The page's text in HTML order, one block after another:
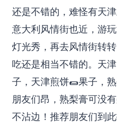
还是不错的，难怪有天
意大利风情街也近，游
灯光秀，再去风情街转
吃还是相当不错的。天
子，天津煎饼🌯果子，
朋友们昂，熟梨膏可没
不沾边！推荐朋友们到此